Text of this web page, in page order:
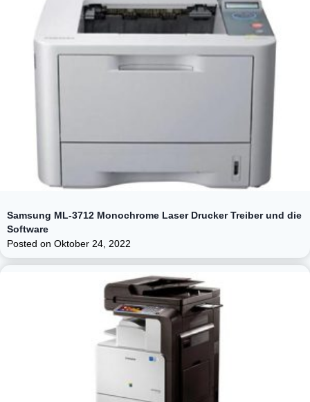
Samsung ML-3712 Monochrome Laser Drucker Treiber und die
Software
Posted on Oktober 24, 2022